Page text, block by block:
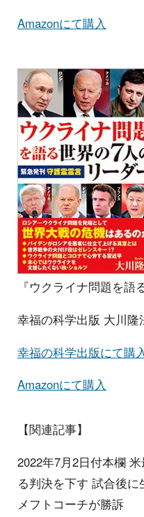
Amazonにて購入
『ウクライナ問題を語
幸福の科学出版 大川隆
幸福の科学出版にて購
Amazonにて購入
【関連記事】
2022年7月2日付本欄
る判決を下す 試合後
メフトコーチが勝訴